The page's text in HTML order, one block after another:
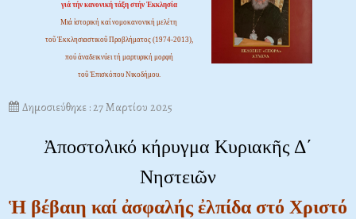
γιά τήν κανονική τάξη στήν Ἐκκλησία
Μιά ἱστορική καί νομοκανονική μελέτη
τοῦ Ἐκκλησιαστικοῦ Προβλήματος (1974-2013),
πού ἀναδεικνύει τή μαρτυρική μορφή
τοῦ Ἐπισκόπου Νικοδήμου.
Δημοσιεύθηκε : 27 Μαρτίου 2025
Ἀποστολικό κήρυγμα Κυριακῆς Δ΄
Νηστειῶν
Ἡ βέβαιη καί ἀσφαλής ἐλπίδα στό Χριστό